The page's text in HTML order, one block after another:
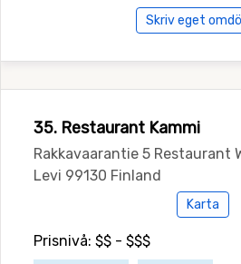
Skriv eget
35. Restaurant Kammi
Rakkavaarantie 5 Restaurant
Levi 99130 Finland
Karta
Prisnivå: $$ - $$$